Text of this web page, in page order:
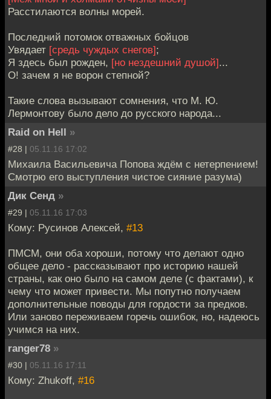
Расстилаются волны морей.
Последний потомок отважных бойцов
Увядает [средь чуждых снегов];
Я здесь был рожден, [но нездешний душой]...
О! зачем я не ворон степной?
Такие слова вызывают сомнения, что М. Ю.
Лермонтову было дело до русского народа...
Raid on Hell »
#28 | 05.11.16 17:02
Михаила Васильевича Попова ждём с нетерпением!
Смотрю его выступления чистое сияние разума)
Дик Сенд »
#29 | 05.11.16 17:03
Кому: Русинов Алексей, #13
ПМСМ, они оба хороши, потому что делают одно
общее дело - рассказывают про историю нашей
страны, как оно было на самом деле (с фактами), к
чему что может привести. Мы попутно получаем
дополнительные поводы для гордости за предков.
Или заново переживаем горечь ошибок, но, надеюсь
учимся на них.
ranger78 »
#30 | 05.11.16 17:11
Кому: Zhukoff, #16